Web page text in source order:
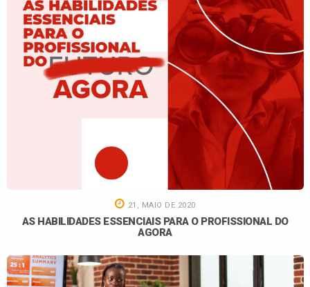
21, MAIO DE 2020
AS HABILIDADES ESSENCIAIS PARA O PROFISSIONAL DO
AGORA